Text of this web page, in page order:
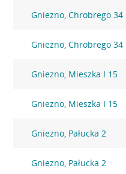
Gniezno, Chrobrego 34
Gniezno, Chrobrego 34
Gniezno, Mieszka I 15
Gniezno, Mieszka I 15
Gniezno, Pałucka 2
Gniezno, Pałucka 2